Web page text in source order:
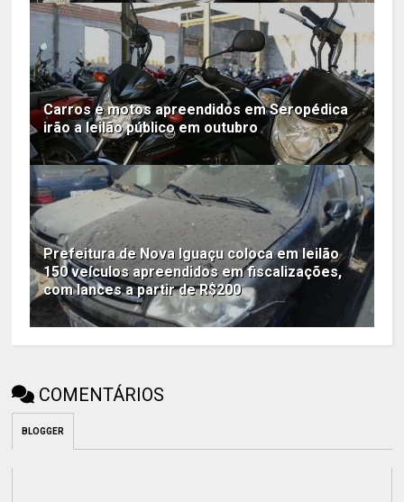
Carros e motos apreendidos em Seropédica
irão a leilão público em outubro
Prefeitura de Nova Iguaçu coloca em leilão
150 veículos apreendidos em fiscalizações,
com lances a partir de R$200
COMENTÁRIOS
BLOGGER